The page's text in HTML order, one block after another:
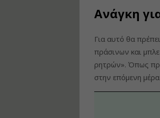
Ανάγκη
Για αυτό θα
πράσινων και
ρητρών». Όπως
στην επόμενη